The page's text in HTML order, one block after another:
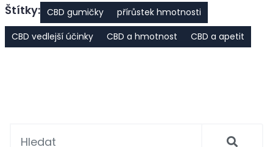
Štítky: CBD gumičky
přírůstek hmotnosti
CBD vedlejší účinky
CBD a hmotnost CBD a apetit